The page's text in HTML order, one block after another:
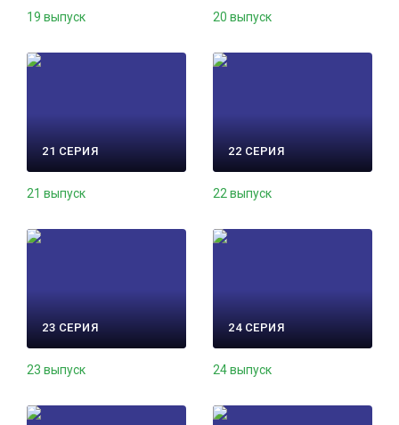
19 выпуск 20 выпуск
21 СЕРИЯ
21 выпуск
22 СЕРИЯ
22 выпуск
23 СЕРИЯ
23 выпуск
24 СЕРИЯ
24 выпуск